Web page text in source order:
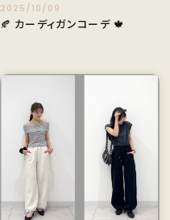
2025/10/09
🍂 カーディガンコーデ 🍁